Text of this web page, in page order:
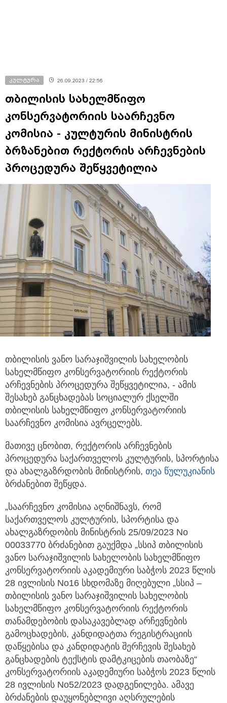
კულტურა 26.09.2023 / 22:56
თბილისის სახელმწიფო
კონსერვატორიის საარჩევნო
კომისია - კულტურის მინისტრის
ბრზანებით რექტორის არჩევნების
პროცედურა შეწყვეტილია
თბილისის ვანო სარაჯიშვილის სახელობის
სახელმწიფო კონსერვატორიის რექტორის
არჩევნების პროცედურა შეწყვეტილია, - ამის
შესახებ განცხადებას სოციალურ ქსელში
თბილისის სახელმწიფო კონსერვატორიის
საარჩევნო კომისია ავრცელებს.
მათივე ცნობით, რექტორის არჩევნების
პროცედურა საქართველოს კულტურის, სპორტისა
და ახალგაზრდობის მინისტრის, თეა წულუკიანის
ბრძანებით შეწყდა.
„საარჩევნო კომისია აღნიშნავს, რომ
საქართველოს კულტურის, სპორტისა და
ახალგაზრდობის მინისტრის 25/09/2023 No
00033770 ბრძანებით გაუქმდა „სსიპ თბილისის
ვანო სარაჯიშვილის სახელობის სახელმწიფო
კონსერვატორიის აკადემიური საბჭოს 2023 წლის
28 ივლისის No16 სხდომაზე მიღებული „სსიპ –
თბილისის ვანო სარაჯიშვილის სახელობის
სახელმწიფო კონსერვატორიის რექტორის
თანამდებობის დასაკავებლად არჩევნების
გამოცხადების, კანდიდატთა რეგისტრაციის
დაწყებისა და კანდიდატის შერჩევის შესახებ
განცხადების ტექსტის დამტკიცების თაობაზე“
კონსერვატორიის აკადემიური საბჭოს 2023 წლის
28 ივლისის No52/2023 დადგენილება. ამავე
ბრძანების დაუყონებლივი აღსრულების